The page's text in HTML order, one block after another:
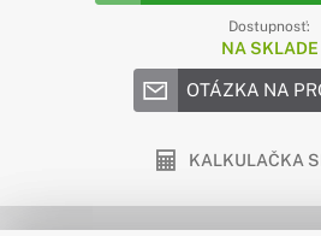
Dostupnosť:
NA SKLADE
OTÁZKA NA
KALKULAČKA